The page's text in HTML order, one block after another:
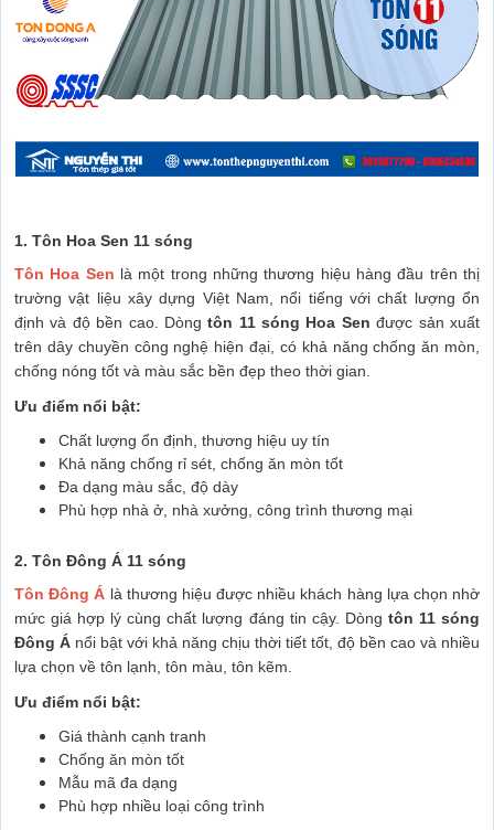
1. Tôn Hoa Sen 11 sóng
Tôn Hoa Sen là một trong những thương hiệu hàng đầu trên thị
trường vật liệu xây dựng Việt Nam, nổi tiếng với chất lượng ổn
định và độ bền cao. Dòngtôn 11 sóng Hoa Sen được sản xuất
trên dây chuyền công nghệ hiện đại, có khả năng chống ăn mòn,
chống nóng tốt và màu sắc bền đẹp theo thời gian.
Ưu điểm nổi bật:
Chất lượng ổn định, thương hiệu uy tín
Khả năng chống rỉ sét, chống ăn mòn tốt
Đa dạng màu sắc, độ dày
Phù hợp nhà ở, nhà xưởng, công trình thương mại
2. Tôn Đông Á 11 sóng
Tôn Đông Á là thương hiệu được nhiều khách hàng lựa chọn nhờ
mức giá hợp lý cùng chất lượng đáng tin cậy. Dòng tôn 11 sóng
Đông Á nổi bật với khả năng chịu thời tiết tốt, độ bền cao và nhiều
lựa chọn về tôn lạnh, tôn màu, tôn kẽm.
Ưu điểm nổi bật:
Giá thành cạnh tranh
Chống ăn mòn tốt
Mẫu mã đa dạng
Phù hợp nhiều loại công trình